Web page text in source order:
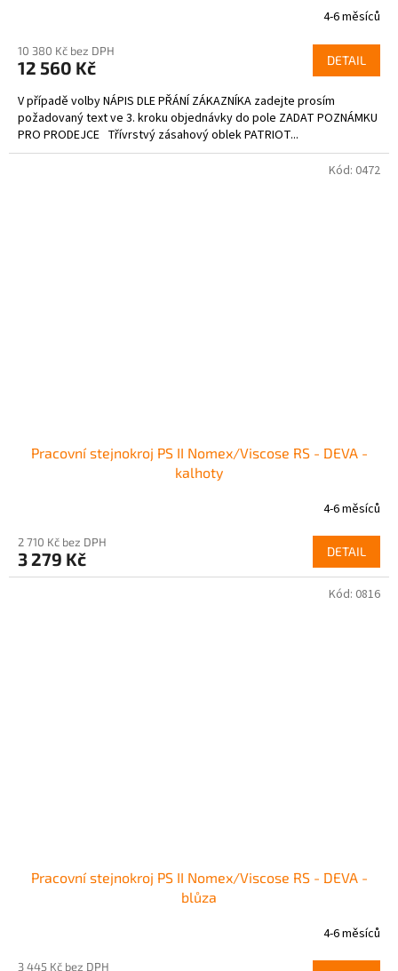
4-6 měsíců
10 380 Kč bez DPH
12 560 Kč DETAIL
V případě volby NÁPIS DLE PŘÁNÍ ZÁKAZNÍKA zadejte prosím
požadovaný text ve 3. kroku objednávky do pole ZADAT POZNÁMKU
PRO PRODEJCE Třívrstvý zásahový oblek PATRIOT...
Pracovní stejnokroj PS II Nomex/Viscose RS - DEVA -
kalhoty
4-6 měsíců
2 710 Kč bez DPH
3 279 Kč DETAIL
Kód: 0472
Pracovní stejnokroj PS II Nomex/Viscose RS - DEVA -
blůza
4-6 měsíců
3 445 Kč bez DPH
Kód: 0816